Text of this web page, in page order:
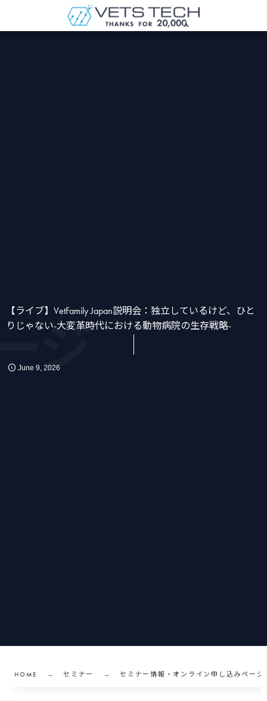
【ライブ】VetFamily Japan説明会：独立しているけど、ひと
りじゃない-大変革時代における動物病院の生存戦略-
June 9, 2026
HOME セミナー セミナー情報・オンライン申し込みページ